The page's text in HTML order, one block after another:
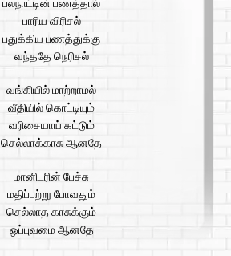
பலநாட்டின் பணத்தால்
பாரிய விரிசல்
பதுக்கிய பணத்துக்கு
வந்ததே நெரிசல்
வங்கியில் மாற்றாமல்
வீதியில் கொட்டியும்
வரிசையாய் கட்டும்
செல்லாக்காசு ஆனதே
மானிடரின் பேச்சு
மதிப்பற்று போவதும்
செல்லாத காசுக்கும்
ஒப்புவமை ஆனதே